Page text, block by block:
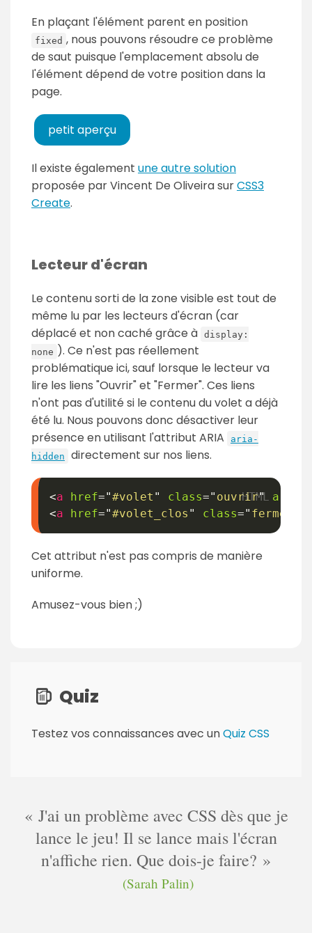
En plaçant l'élément parent en position
fixed , nous pouvons résoudre ce problème
de saut puisque l'emplacement absolu de
l'élément dépend de votre position dans la
page.
petit aperçu
Il existe également une autre solution
proposée par Vincent De Oliveira surCSS3
Create.
Lecteur d'écran
Le contenu sorti de la zone visible est tout de
même lu par les lecteurs d'écran (car
déplacé et non caché grâce à display:
none ). Ce n'est pas réellement
problématique ici, sauf lorsque le lecteur va
lire les liens "Ouvrir" et "Fermer". Ces liens
n'ont pas d'utilité si le contenu du volet a déjà
été lu. Nous pouvons donc désactiver leur
présence en utilisant l'attribut ARIA
aria-
hidden
directement sur nos liens.
<a href="#volet " class=" ouvrir" aria-
<a href="#volet_clos " class=" fermer
Cet attribut n'est pas compris de manière
uniforme.
Amusez-vous bien ;)
Quiz
Testez vos connaissances avec unQuiz CSS
J'ai un problème avec CSS dès que je
lance le jeu! Il se lance mais l'écran
n'affiche rien. Que dois-je faire?
(Sarah Palin)